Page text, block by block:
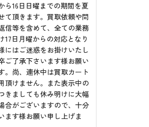
ら16日日曜までの期間を夏
て頂きます。買取依頼や問
信等を含めて、全ての業務
17日月曜からの対応となり
にはご迷惑をお掛けいたし
ご了承下さいます様お願い
。尚、連休中は買取カート
頂けません。また表示中の
きましても休み明けに大幅
合がございますので、十分
ます様お願い申し上げま